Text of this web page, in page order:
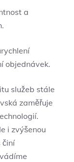
a
objednávek.
služeb stále
zaměřuje
i zvýšenou
činí